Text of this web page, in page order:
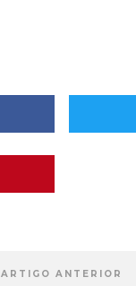
ARTIGO ANTERIOR